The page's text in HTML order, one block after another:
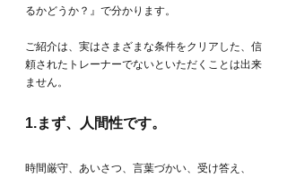
るかどうか？』で分かります。
ご紹介は、実はさまざまな条件をクリアした、信
頼されたトレーナーでないといただくことは出来
ません。
1.まず、人間性です。
時間厳守、あいさつ、言葉づかい、受け答え、